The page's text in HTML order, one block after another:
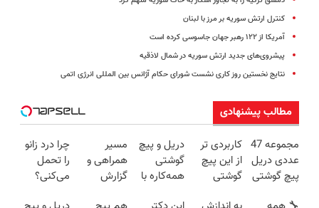
کنترل ارتش سوریه بر مرز با لبنان
آمریکا از ۱۲۲ رهبر جهان جاسوسی کرده است
پیشروی‌های جدید ارتش سوریه در شمال لاذقیه
نتایج نخستین روز کاری نشست شورای حکام آژانس بین المللی انرژی اتمی
مطالب پیشنهادی
مجموعه 47
عددی دریل
پیچ گوشتی
کاربردی تر
از این پیچ
گوشتی
دریل و پیچ
گوشتی
همه‌کاره با
مسیر
همراهی و
گزارش
چرا درد زانو
را تحمل
می‌کنی؟